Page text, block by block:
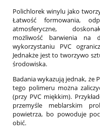
Polichlorek winylu jako
Łatwość formowania,
atmosferyczne,
możliwość barwienia na
wykorzystaniu PVC
Jednakże jest to tworzywo
środowiska.
Badania wykazują jednak, że
tego polimeru można
(przy PVC miękkim).
przemyśle meblarskim
powietrza, bo powoduje
obić.